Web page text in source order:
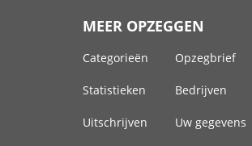
MEER OPZEGGEN
Categorieën Opzegbrief
Statistieken Bedrijven
Uitschrijven Uw gegevens